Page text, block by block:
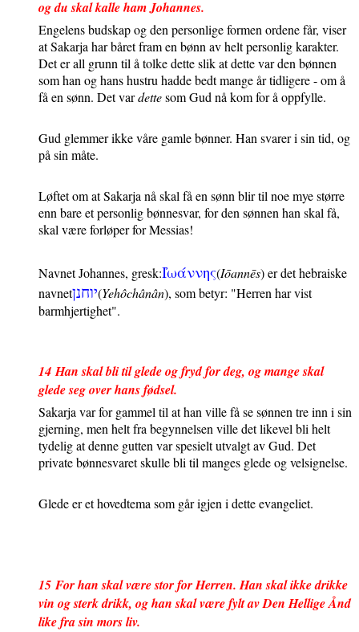
og du skal kalle ham Johannes.
Engelens budskap og den personlige formen ordene får, viser
at Sakarja har båret fram en bønn av helt personlig karakter.
Det er all grunn til å tolke dette slik at dette var den bønnen
som han og hans hustru hadde bedt mange år tidligere - om å
få en sønn. Det vardettesom Gud nå kom for å oppfylle.
Gud glemmer ikke våre gamle bønner. Han svarer i sin tid, og
på sin måte.
Løftet om at Sakarja nå skal få en sønn blir til noe mye større
enn bare et personlig bønnesvar, for den sønnen han skal få,
skal være forløper for Messias!
Navnet Johannes, gresk:Ιωαννης(Ioannes) er det hebraiske
navnetיוחנן(Yehôchânân), som betyr: "Herren har vist
barmhjertighet".
14 Han skal bli til glede og fryd for deg, og mange skal
glede seg over hans fødsel.
Sakarja var for gammel til at han ville få se sønnen tre inn i sin
gjerning, men helt fra begynnelsen ville det likevel bli helt
tydelig at denne gutten var spesielt utvalgt av Gud. Det
private bønnesvaret skulle bli til manges glede og velsignelse.
Glede er et hovedtema som går igjen i dette evangeliet.
15 For han skal være stor for Herren. Han skal ikke drikke
vin og sterk drikk, og han skal være fylt av Den Hellige Ånd
like fra sin mors liv.